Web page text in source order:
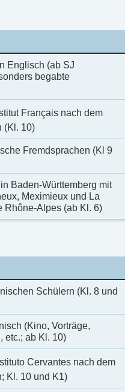
Englisch (ab SJ
begabte
Français nach dem
(Kl. 10)
Fremdsprachen (Kl 9
Baden-Württemberg mit
Meximieux und La
Rhône-Alpes (ab Kl. 6)
Schülern (Kl. 8 und
(Kino, Vorträge,
etc.; ab Kl. 10)
Cervantes nach dem
Kl. 10 und K1)